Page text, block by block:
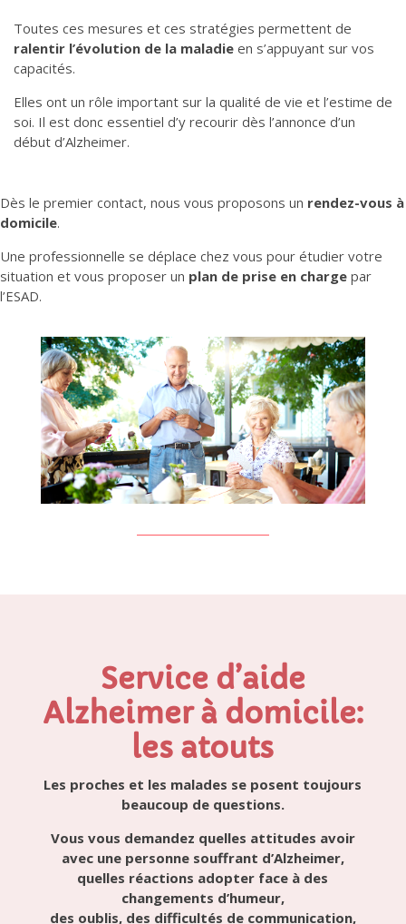
Toutes ces mesures et ces stratégies permettent de
ralentir l’évolution de la maladie en s’appuyant sur vos
capacités.
Elles ont un rôle important sur la qualité de vie et l’estime de
soi. Il est donc essentiel d’y recourir dès l’annonce d’un
début d’Alzheimer.
Dès le premier contact, nous vous proposons un rendez-vous à
domicile.
Une professionnelle se déplace chez vous pour étudier votre
situation et vous proposer un plan de prise en charge par
l’ESAD.
Service d’aide
Alzheimer à domicile:
les atouts
Les proches et les malades se posent toujours
beaucoup de questions.
Vous vous demandez quelles attitudes avoir
avec une personne souffrant d’Alzheimer,
quelles réactions adopter face à des
changements d’humeur,
des oublis, des difficultés de communication,